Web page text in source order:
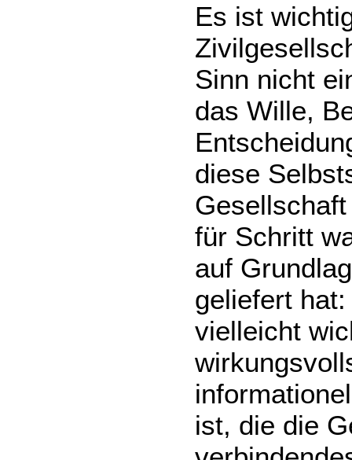
Es ist
Sinn nicht
das Wille,
diese
für Schritt
auf
geliefert
vielleicht
ist, die die